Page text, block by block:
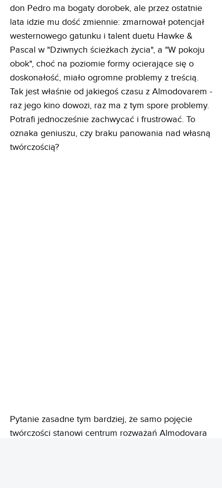
don Pedro ma bogaty dorobek, ale przez ostatnie
lata idzie mu dość zmiennie: zmarnował potencjał
westernowego gatunku i talent duetu Hawke &
Pascal w "Dziwnych ścieżkach życia", a "W pokoju
obok", choć na poziomie formy ocierające się o
doskonałość, miało ogromne problemy z treścią.
Tak jest właśnie od jakiegoś czasu z Almodovarem -
raz jego kino dowozi, raz ma z tym spore problemy.
Potrafi jednocześnie zachwycać i frustrować. To
oznaka geniuszu, czy braku panowania nad własną
twórczością?
Pytanie zasadne tym bardziej, że samo pojęcie
twórczości stanowi centrum rozważań Almodovara